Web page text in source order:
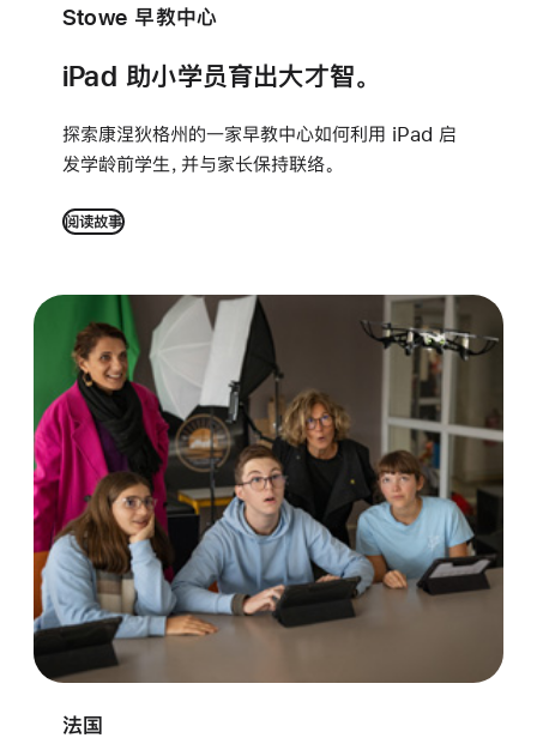
Stowe 早教中心
iPad 助小学员育出大才智。
探索康涅狄格州的一家早教中心如何利用 iPad 启
发学龄前学生，并与家长保持联络。
阅读故事
法国